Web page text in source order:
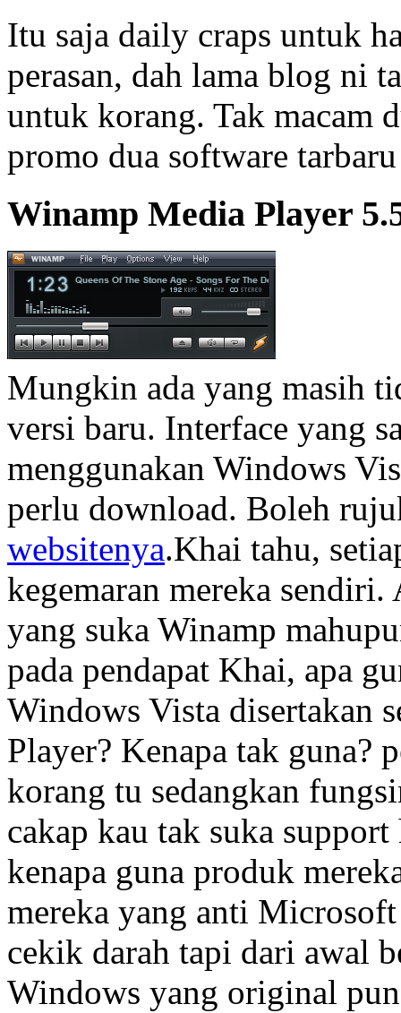
Itu saja daily craps untuk
perasan, dah lama blog ni
untuk korang. Tak macam
promo dua software
Winamp Media Player
Mungkin ada yang masih
versi baru. Interface yang
menggunakan Windows
perlu download. Boleh
websitenya.Khai tahu,
kegemaran mereka
yang suka Winamp
pada pendapat Khai, apa
Windows Vista disertakan
Player? Kenapa tak guna?
korang tu sedangkan
cakap kau tak suka
kenapa guna produk
mereka yang anti
cekik darah tapi dari awal
Windows yang original